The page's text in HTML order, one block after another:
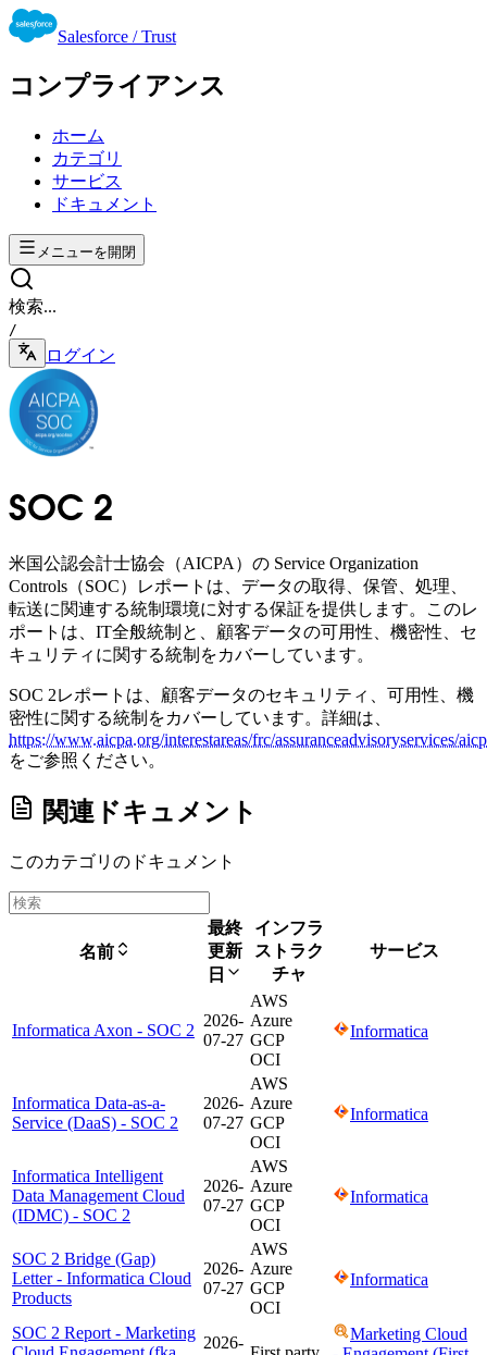
Salesforce / Trust
コンプライアンス
ホーム
カテゴリ
サービス
ドキュメント
メニューを開閉
検索...
/
ログイン
SOC 2
米国公認会計士協会（AICPA）の Service Organization
Controls（SOC）レポートは、データの取得、保管、処理、
転送に関連する統制環境に対する保証を提供します。このレ
ポートは、IT全般統制と、顧客データの可用性、機密性、セ
キュリティに関する統制をカバーしています。
SOC 2レポートは、顧客データのセキュリティ、可用性、機
密性に関する統制をカバーしています。詳細は、
https://www.aicpa.org/interestareas/frc/assuranceadvisoryservices/
をご参照ください。
関連ドキュメント
このカテゴリのドキュメント
名前
最終
更新
日
インフラ
ストラク
チャ
サービス
Informatica Axon - SOC 2
2026-
07-27
AWS
Azure
GCP
OCI
Informatica
Informatica Data-as-a-
Service (DaaS) - SOC 2
2026-
07-27
AWS
Azure
GCP
OCI
Informatica
Informatica Intelligent
Data Management Cloud
(IDMC) - SOC 2
2026-
07-27
AWS
Azure
GCP
OCI
Informatica
SOC 2 Bridge (Gap)
Letter - Informatica Cloud
Products
2026-
07-27
AWS
Azure
GCP
OCI
Informatica
SOC 2 Report - Marketing
2026-
Marketing Cloud